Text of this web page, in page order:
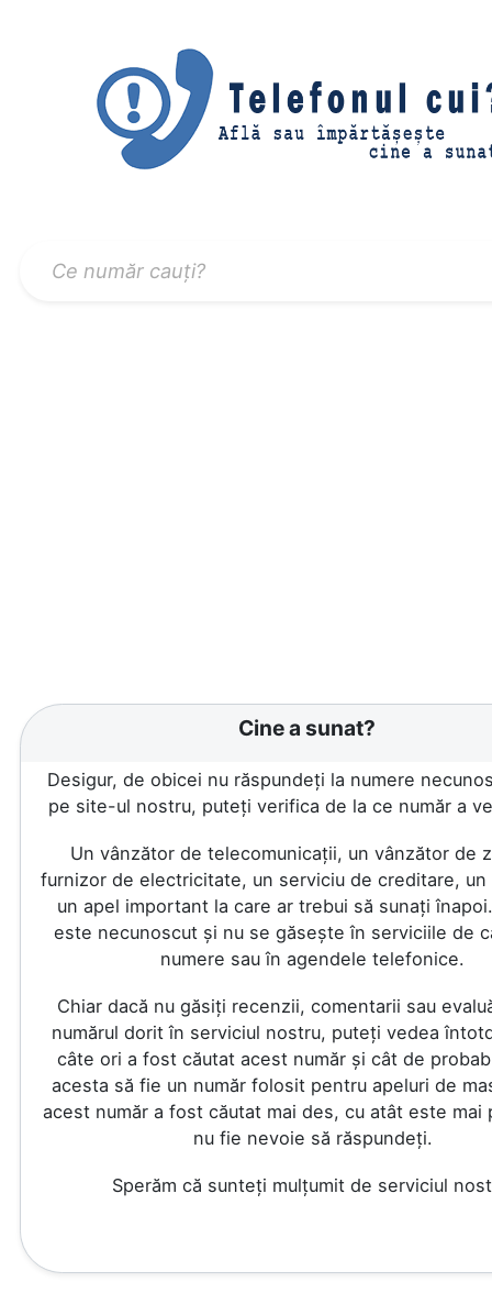
Cine a sunat?
Desigur, de obicei nu răspundeți la numere
pe site-ul nostru, puteți verifica de la ce număr a
Un vânzător de telecomunicații, un vânzător de
furnizor de electricitate, un serviciu de creditare, un
un apel important la care ar trebui să sunați
este necunoscut și nu se găsește în serviciile de
numere sau în agendele telefonice.
Chiar dacă nu găsiți recenzii, comentarii sau
numărul dorit în serviciul nostru, puteți vedea
câte ori a fost căutat acest număr și cât de
acesta să fie un număr folosit pentru apeluri de
acest număr a fost căutat mai des, cu atât este mai
nu fie nevoie să răspundeți.
Sperăm că sunteți mulțumit de serviciul